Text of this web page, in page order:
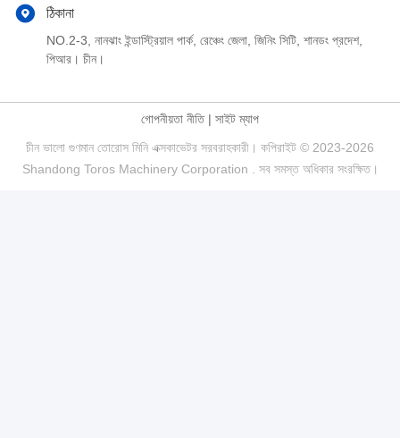
ঠিকানা
NO.2-3, নানঝাং ইন্ডাস্ট্রিয়াল পার্ক, রেঞ্চেং জেলা, জিনিং সিটি, শানডং প্রদেশ,
পিআর। চীন।
গোপনীয়তা নীতি| সাইট ম্যাপ
চীন ভালো গুণমান তোরোস মিনি এক্সকাভেটর সরবরাহকারী। কপিরাইট © 2023-2026
Shandong Toros Machinery Corporation . সব সমস্ত অধিকার সংরক্ষিত।